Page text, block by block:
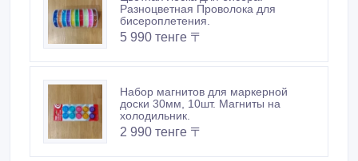
Разноцветная Проволока для
бисероплетения.
5 990 тенге 〒
Набор магнитов для маркерной
доски 30мм, 10шт. Магниты на
холодильник.
2 990 тенге 〒